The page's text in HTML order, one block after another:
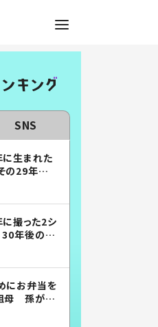
SNS
生まれた
の29年後
撮った2シ
年後の姿
にお弁当を
母 孫が絶